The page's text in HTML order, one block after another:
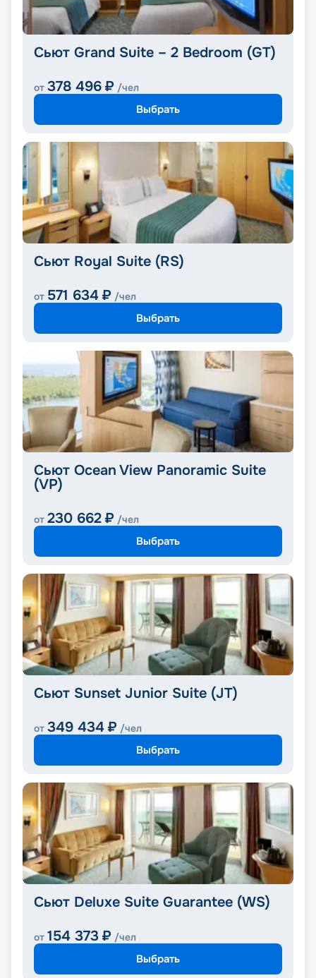
Сьют Grand Suite – 2 Bedroom (GT)
от 378 496 ₽ /чел
Выбрать
Сьют Royal Suite (RS)
от 571 634 ₽ /чел
Выбрать
Сьют Ocean View Panoramic Suite
(VP)
от 230 662 ₽ /чел
Выбрать
Сьют Sunset Junior Suite (JT)
от 349 434 ₽ /чел
Выбрать
Сьют Deluxe Suite Guarantee (WS)
от 154 373 ₽ /чел
Выбрать